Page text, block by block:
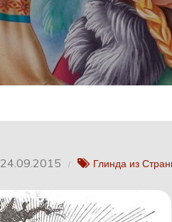
24.09.2015 Глинда из